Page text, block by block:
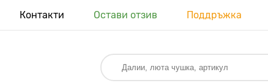
Контакти Остави отзив Поддръжка